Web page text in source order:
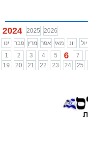
2024 2025 2026
ינו
פבר מרץ אפר מאי יונ יול
1
2 3 4 5 6 7
19
20 21 22 23 24 25